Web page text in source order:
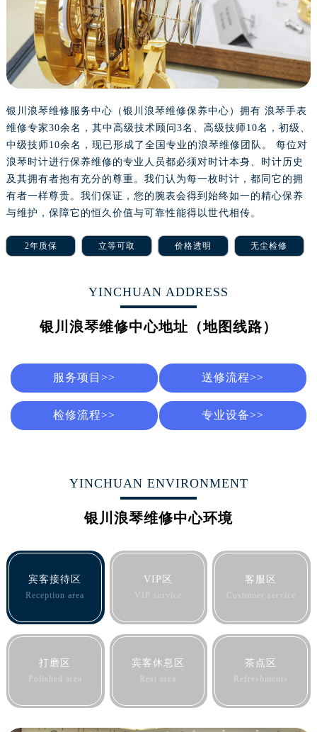
银川浪琴维修服务中心（银川浪琴维修保养中心）拥有 浪琴手表
维修专家30余名，其中高级技术顾问3名、高级技师10名，初级、
中级技师10余名，现已形成了全国专业的浪琴维修团队。 每位对
浪琴时计进行保养维修的专业人员都必须对时计本身、时计历史
及其拥有者抱有充分的尊重。我们认为每一枚时计，都同它的拥
有者一样尊贵。我们保证，您的腕表会得到始终如一的精心保养
与维护，保障它的恒久价值与可靠性能得以世代相传。
2年质保 立等可取 价格透明 无尘检修
YINCHUAN ADDRESS
银川浪琴维修中心地址（地图线路）
服务项目>> 送修流程>>
检修流程>> 专业设备>>
YINCHUAN ENVIRONMENT
银川浪琴维修中心环境
宾客接待区
Reception area
VIP区
VIP service
客服区
Customer service
打磨区
Polished area
宾客休息区
Rest area
茶点区
Refreshments